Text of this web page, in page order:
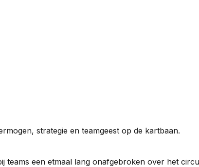
strategie en teamgeest op de kartbaan.
teams een etmaal lang onafgebroken over het